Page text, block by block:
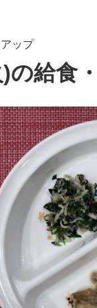
ップ
の給食